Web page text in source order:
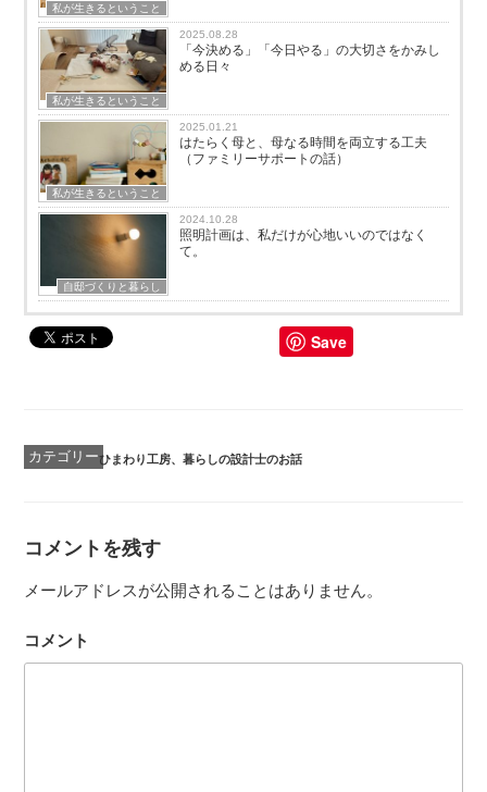
私が生きるということ
私が生きるということ
2025.08.28
「今決める」「今日やる」の大切さをかみし
める日々
私が生きるということ
2025.01.21
はたらく母と、母なる時間を両立する工夫
（ファミリーサポートの話）
自邸づくりと暮らし
2024.10.28
照明計画は、私だけが心地いいのではなく
て。
Save
カ
ひまわり工房、 暮らしの設計士のお話
コメントを残す
メールアドレスが公開されることはありません。
コメント